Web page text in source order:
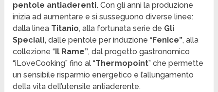
pentole antiaderenti. Con gli anni la produzione
inizia ad aumentare e si susseguono diverse linee:
dalla linea Titanio, alla fortunata serie de Gli
Speciali, dalle pentole per induzione “Fenice”, alla
collezione “ Il Rame”, dal progetto gastronomico
“iLoveCooking” fino al “Thermopoint” che permette
un sensibile risparmio energetico e l’allungamento
della vita dell’utensile antiaderente.